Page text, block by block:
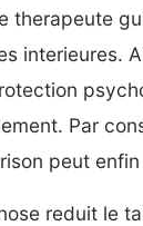
therapeute
interieures.
Par
peut
reduit le